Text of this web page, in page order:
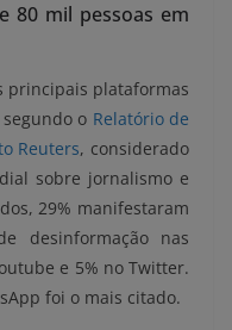
80 mil pessoas em
principais plataformas
o Relatório de
Reuters, considerado
sobre jornalismo e
29% manifestaram
desinformação nas
e 5% no Twitter.
foi o mais citado.